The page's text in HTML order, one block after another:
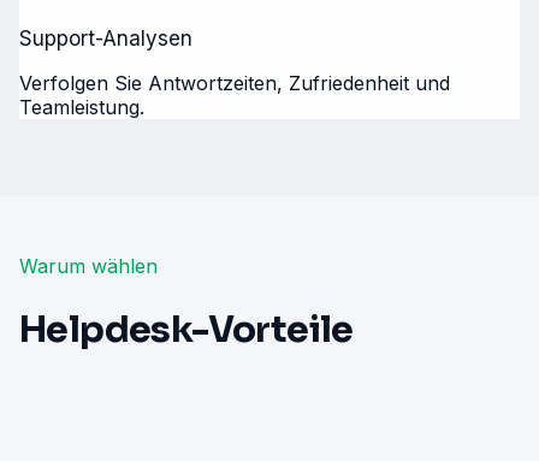
Support-Analysen
Verfolgen Sie Antwortzeiten, Zufriedenheit und
Teamleistung.
Warum wählen
Helpdesk-Vorteile